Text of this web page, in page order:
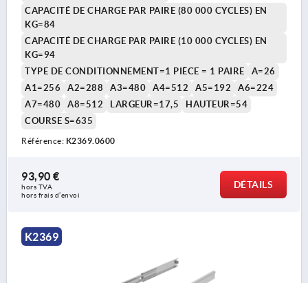
CAPACITÉ DE CHARGE PAR PAIRE (80 000 CYCLES) EN
KG=84
CAPACITÉ DE CHARGE PAR PAIRE (10 000 CYCLES) EN
KG=94
TYPE DE CONDITIONNEMENT=1 PIÈCE = 1 PAIRE
A=26
A1=256
A2=288 A3=480 A4=512 A5=192
A6=224
A7=480
A8=512 LARGEUR=17,5
HAUTEUR=54
COURSE S=635
Référence: K2369.0600
93,90 €
hors TVA
hors frais d’envoi
DÉTAILS
K2369